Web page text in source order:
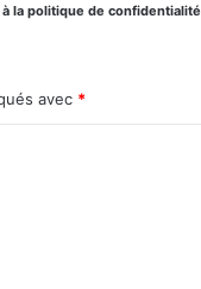
la politique de confidentialité
avec *